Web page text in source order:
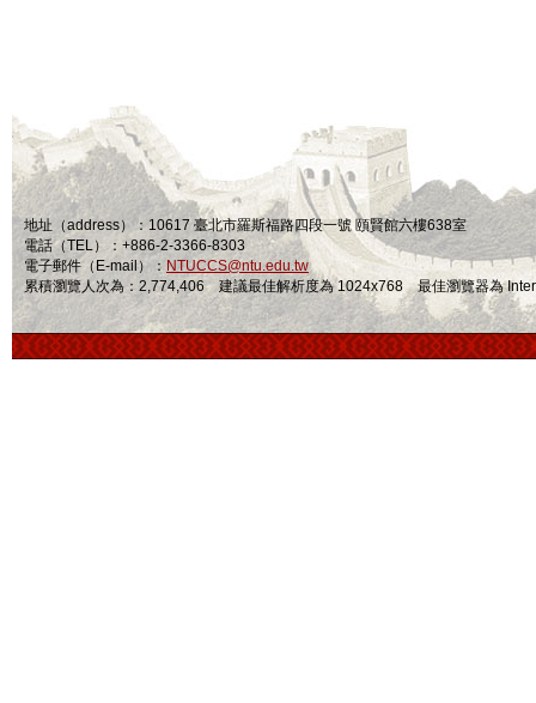
地址（address）：10617 臺北市羅斯福路四段一號 頤賢館六樓638室
電話（TEL）：+886-2-3366-8303
電子郵件（E-mail）： NTUCCS@ntu.edu.tw
累積瀏覽人次為：2,774,406 建議最佳解析度為 1024x768 最佳瀏覽器為